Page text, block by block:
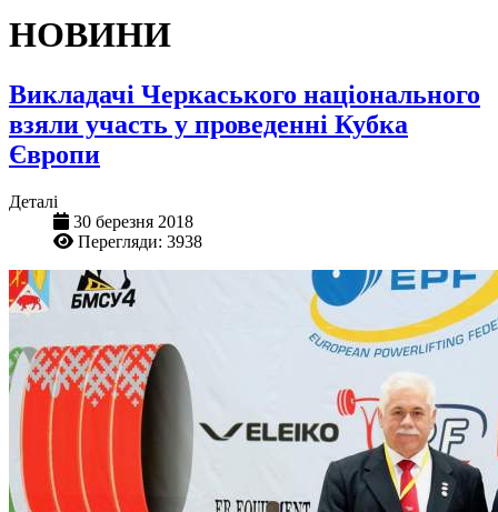
НОВИНИ
Викладачі Черкаського національного
взяли участь у проведенні Кубка
Європи
Деталі
30 березня 2018
Перегляди: 3938